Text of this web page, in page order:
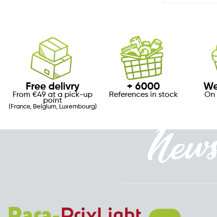
Free delivry
From €49 at a pick-up
point
(France, Belgium, Luxembourg)
+ 6000
References in stock On